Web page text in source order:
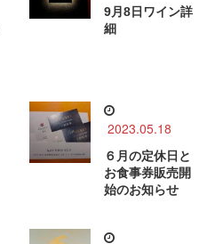
9月8日ワイン詳
細
2023.05.18
６月の定休日と
お食事券販売開
始のお知らせ